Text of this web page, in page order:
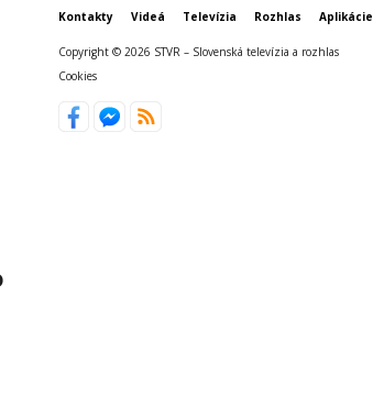
Kontakty Videá Televízia Rozhlas Aplikácie
Copyright © 2026 STVR – Slovenská televízia a rozhlas
Cookies